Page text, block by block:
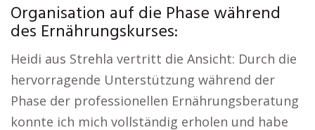
Organisation auf die Phase während
des Ernährungskurses:
Heidi aus Strehla vertritt die Ansicht: Durch die
hervorragende Unterstützung während der
Phase der professionellen Ernährungsberatung
konnte ich mich vollständig erholen und habe